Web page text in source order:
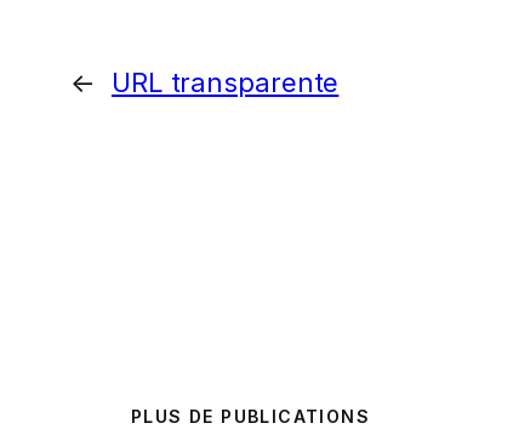
← URL transparente
PLUS DE PUBLICATIONS